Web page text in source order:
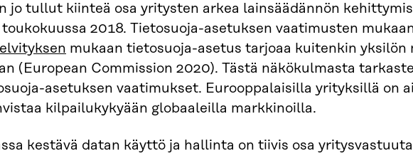
jo tullut kiinteä osa yritysten arkea lainsäädännön
2018. Tietosuoja-asetuksen vaatimusten
mukaan tietosuoja-asetus tarjoaa kuitenkin
(European Commission 2020). Tästä näkökulmasta
asetuksen vaatimukset. Eurooppalaisilla yrityksillä on
kilpailukykyään globaaleilla markkinoilla.
kestävä datan käyttö ja hallinta on tiivis osa